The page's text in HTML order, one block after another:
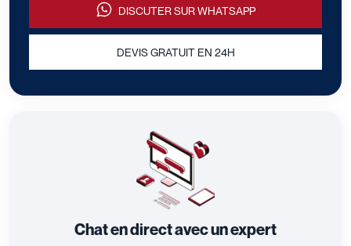
DISCUTER SUR WHATSAPP
DEVIS GRATUIT EN 24H
Chat en direct avec un expert